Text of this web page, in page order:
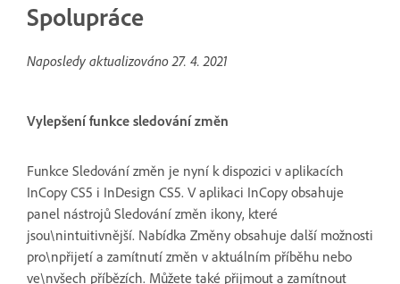
Spolupráce
Naposledy aktualizováno27. 4. 2021
Vylepšení funkce sledování změn
Funkce Sledování změn je nyní k dispozici v aplikacích
InCopy CS5 i InDesign CS5. V aplikaci InCopy obsahuje
panel nástrojů Sledování změn ikony, které
jsou\nintuitivnější. Nabídka Změny obsahuje další možnosti
pro\npřijetí a zamítnutí změn v aktuálním příběhu nebo
ve\nvšech příbězích. Můžete také přijmout a zamítnout